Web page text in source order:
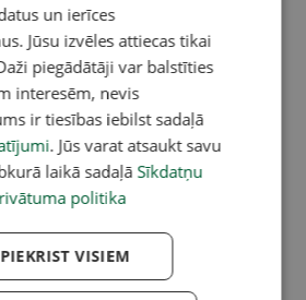
un ierīces
Jūsu izvēles attiecas tikai
piegādātāji var balstīties
interesēm, nevis
ir tiesības iebilst sadaļā
. Jūs varat atsaukt savu
laikā sadaļā Sīkdatņu
politika
PIEKRIST VISIEM